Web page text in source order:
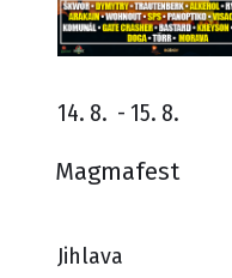
14. 8. - 15. 8.
Magmafest
Jihlava